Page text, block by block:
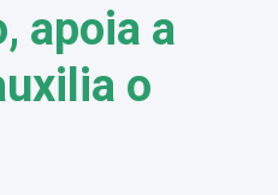
apoia a
o